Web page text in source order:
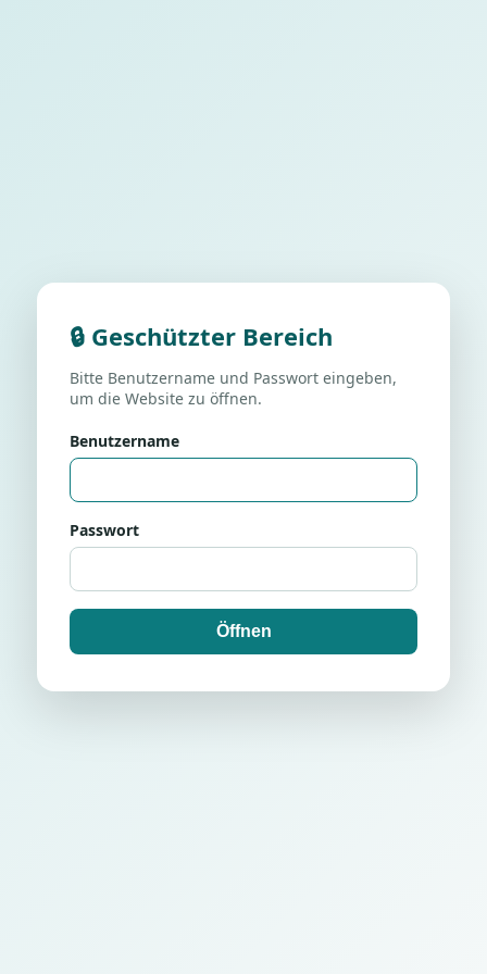
🔒 Geschützter Bereich
Bitte Benutzername und Passwort eingeben,
um die Website zu öffnen.
Benutzername
Passwort
Öffnen